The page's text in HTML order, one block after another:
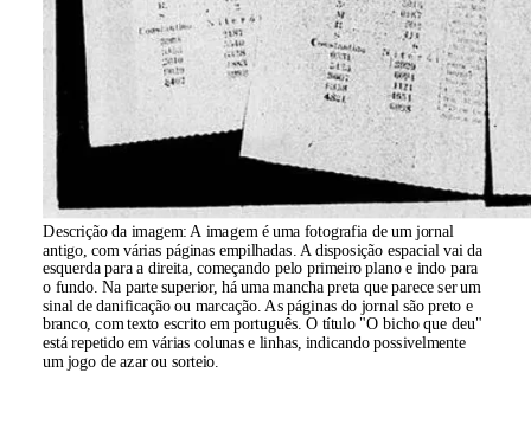
Descrição da imagem: A imagem é uma fotografia de um jornal
antigo, com várias páginas empilhadas. A disposição espacial vai da
esquerda para a direita, começando pelo primeiro plano e indo para
o fundo. Na parte superior, há uma mancha preta que parece ser um
sinal de danificação ou marcação. As páginas do jornal são preto e
branco, com texto escrito em português. O título "O bicho que deu"
está repetido em várias colunas e linhas, indicando possivelmente
um jogo de azar ou sorteio.